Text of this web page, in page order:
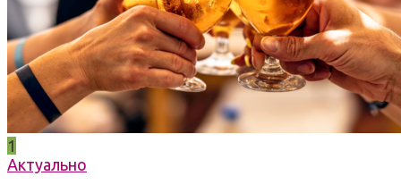
1
Актуально